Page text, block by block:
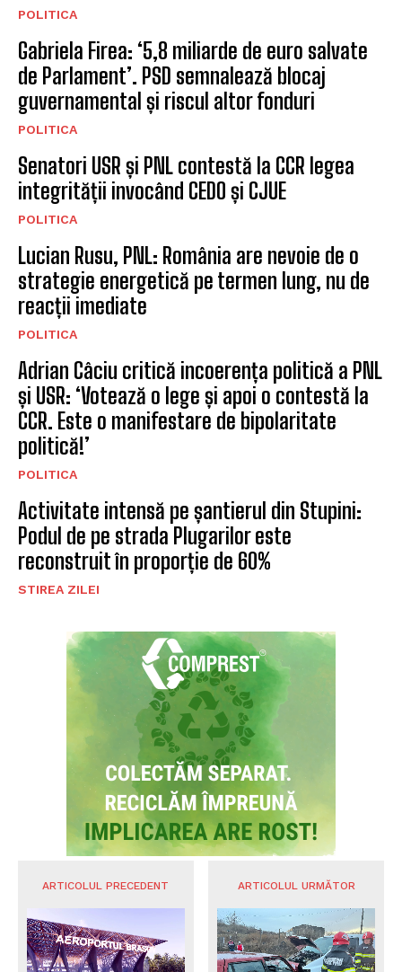
POLITICA
Gabriela Firea: ‘5,8 miliarde de euro salvate
de Parlament’. PSD semnalează blocaj
guvernamental și riscul altor fonduri
POLITICA
Senatori USR și PNL contestă la CCR legea
integrității invocând CEDO și CJUE
POLITICA
Lucian Rusu, PNL: România are nevoie de o
strategie energetică pe termen lung, nu de
reacții imediate
POLITICA
Adrian Câciu critică incoerența politică a PNL
și USR: ‘Votează o lege și apoi o contestă la
CCR. Este o manifestare de bipolaritate
politică!’
POLITICA
Activitate intensă pe șantierul din Stupini:
Podul de pe strada Plugarilor este
reconstruit în proporție de 60%
STIREA ZILEI
ARTICOLUL PRECEDENT ARTICOLUL URMĂTOR